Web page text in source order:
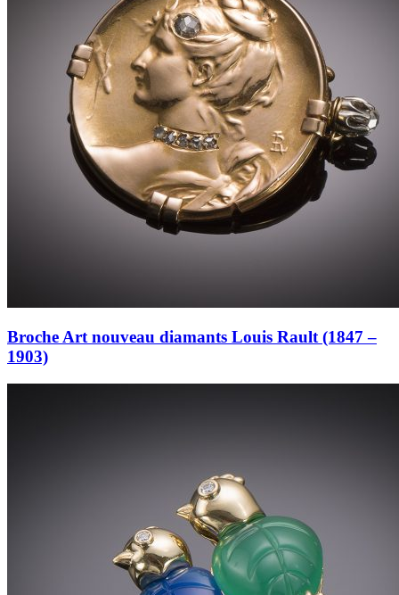
Broche Art nouveau diamants Louis Rault (1847 –
1903)